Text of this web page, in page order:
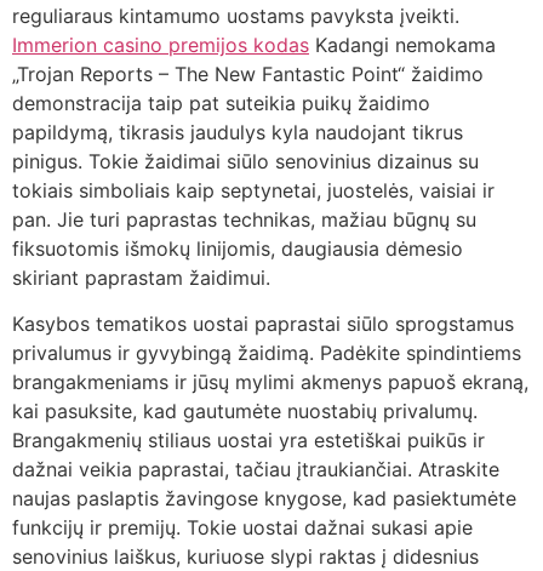
reguliaraus kintamumo uostams pavyksta įveikti.
Immerion casino premijos kodas Kadangi nemokama
„Trojan Reports – The New Fantastic Point“ žaidimo
demonstracija taip pat suteikia puikų žaidimo
papildymą, tikrasis jaudulys kyla naudojant tikrus
pinigus. Tokie žaidimai siūlo senovinius dizainus su
tokiais simboliais kaip septynetai, juostelės, vaisiai ir
pan. Jie turi paprastas technikas, mažiau būgnų su
fiksuotomis išmokų linijomis, daugiausia dėmesio
skiriant paprastam žaidimui.
Kasybos tematikos uostai paprastai siūlo sprogstamus
privalumus ir gyvybingą žaidimą. Padėkite spindintiems
brangakmeniams ir jūsų mylimi akmenys papuoš ekraną,
kai pasuksite, kad gautumėte nuostabių privalumų.
Brangakmenių stiliaus uostai yra estetiškai puikūs ir
dažnai veikia paprastai, tačiau įtraukiančiai. Atraskite
naujas paslaptis žavingose ​​knygose, kad pasiektumėte
funkcijų ir premijų. Tokie uostai dažnai sukasi apie
senovinius laiškus, kuriuose slypi raktas į didesnius